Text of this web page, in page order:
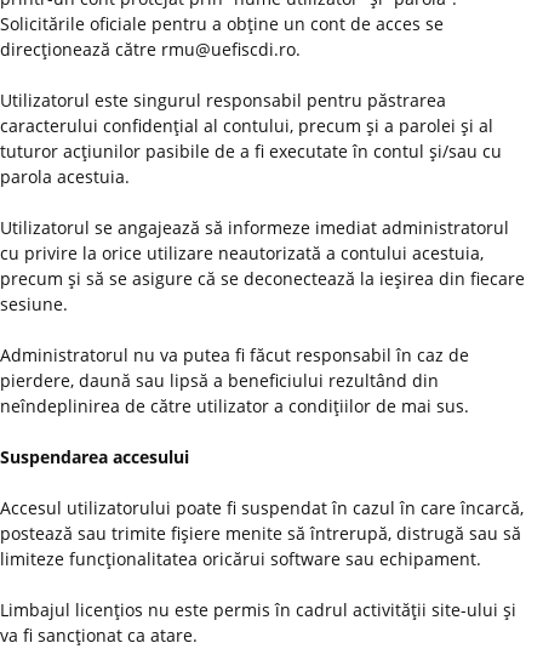
Solicitările oficiale pentru a obţine un cont de acces se
direcţionează către rmu@uefiscdi.ro.
Utilizatorul este singurul responsabil pentru păstrarea
caracterului confidenţial al contului, precum şi a parolei şi al
tuturor acţiunilor pasibile de a fi executate în contul şi/sau cu
parola acestuia.
Utilizatorul se angajează să informeze imediat administratorul
cu privire la orice utilizare neautorizată a contului acestuia,
precum şi să se asigure că se deconectează la ieşirea din fiecare
sesiune.
Administratorul nu va putea fi făcut responsabil în caz de
pierdere, daună sau lipsă a beneficiului rezultând din
neîndeplinirea de către utilizator a condiţiilor de mai sus.
Suspendarea accesului
Accesul utilizatorului poate fi suspendat în cazul în care încarcă,
postează sau trimite fişiere menite să întrerupă, distrugă sau să
limiteze funcţionalitatea oricărui software sau echipament.
Limbajul licenţios nu este permis în cadrul activităţii site-ului şi
va fi sancţionat ca atare.